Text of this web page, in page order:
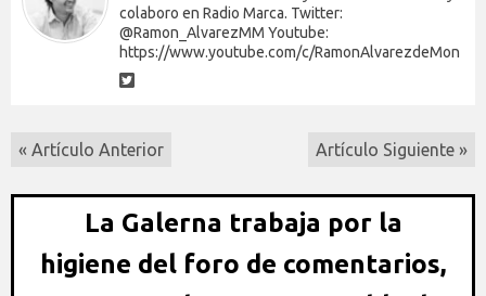
colaboro en Radio Marca. Twitter:
@Ramon_AlvarezMM Youtube:
https://www.youtube.com/c/RamonAlvarezdeMon
« Artículo Anterior Artículo Siguiente »
La Galerna trabaja por la
higiene del foro de comentarios,